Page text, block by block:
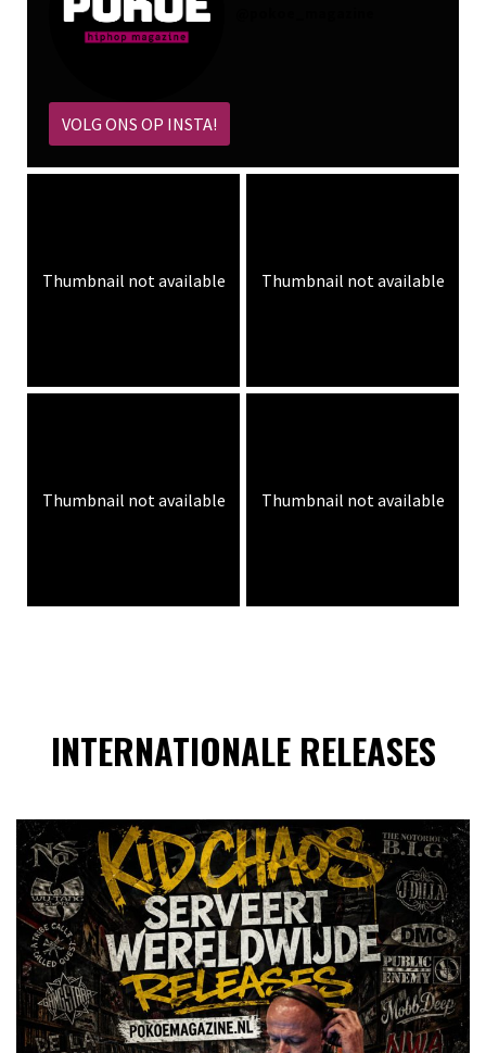
VOLG ONS OP INSTA!
Thumbnail not available Thumbnail not available
Thumbnail not available Thumbnail not available
INTERNATIONALE RELEASES